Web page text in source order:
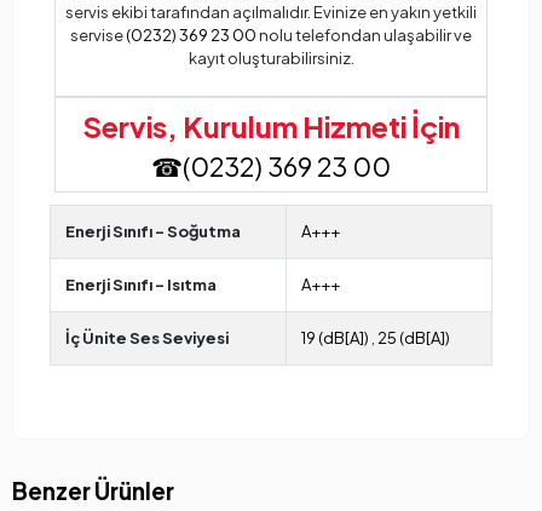
servis ekibi tarafından açılmalıdır. Evinize en yakın yetkili
servise(0232) 369 23 00nolu telefondan ulaşabilir ve
kayıt oluşturabilirsiniz.
Servis, Kurulum Hizmeti İçin
☎(0232) 369 23 00
Enerji Sınıfı - Soğutma A+++
Enerji Sınıfı - Isıtma A+++
İç Ünite Ses Seviyesi 19 (dB[A]) 25 (dB[A])
Benzer Ürünler